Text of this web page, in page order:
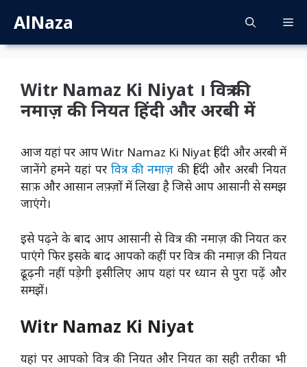
content
AlNaza
Witr Namaz Ki Niyat । वित्र की
नमाज़ की नियत हिंदी और अरबी में
आज यहां पर आप Witr Namaz Ki Niyat हिंदी और अरबी में
जानेंगे हमने यहां पर वित्र की नमाज़ की हिंदी और अरबी नियत
साफ़ और आसान लफ़्ज़ों में लिखा है जिसे आप आसानी से समझ
जाएंगे।
इसे पढ़ने के बाद आप आसानी से वित्र की नमाज़ की नियत कर
पाएंगे फिर इसके बाद आपको कहीं पर वित्र की नमाज़ की नियत
ढूढ़नी नहीं पड़ेगी इसीलिए आप यहां पर ध्यान से पुरा पढ़ें और
समझें।
Witr Namaz Ki Niyat
यहां पर आपको वित्र की नियत और नियत का सही तरीका भी